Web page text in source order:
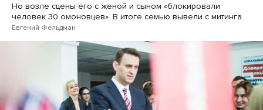
Но возле сцены его с женой и сыном «блокировали
человек 30 омоновцев». В итоге семью вывели с митинга.
Евгений Фельдман